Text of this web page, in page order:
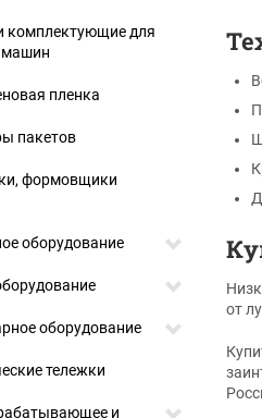
от
комплектующие для
машин
пленка
пакетов
формовщики
оборудование
оборудование
тележки
и